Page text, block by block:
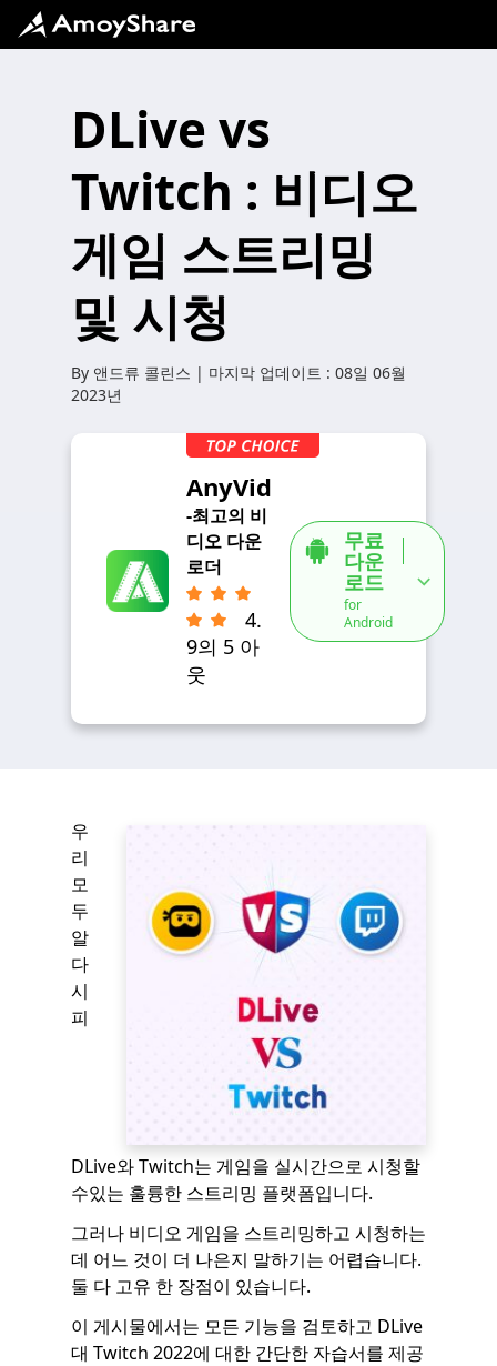
DLive vs
Twitch : 비디오
게임 스트리밍
및 시청
By 앤드류 콜린스 | 마지막 업데이트 : 08일 06월
2023년
AnyVid
-최고의 비
디오 다운
로더
4.
9의 5 아
웃
무료
다운
로드
for
Android
우
리
모
두
알
다
시
피
DLive와 Twitch는 게임을 실시간으로 시청할
수있는 훌륭한 스트리밍 플랫폼입니다.
그러나 비디오 게임을 스트리밍하고 시청하는
데 어느 것이 더 나은지 말하기는 어렵습니다.
둘 다 고유 한 장점이 있습니다.
이 게시물에서는 모든 기능을 검토하고 DLive
대 Twitch 2022에 대한 간단한 자습서를 제공